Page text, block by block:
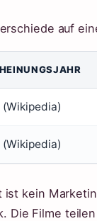
auf
ist kein
Die Filme